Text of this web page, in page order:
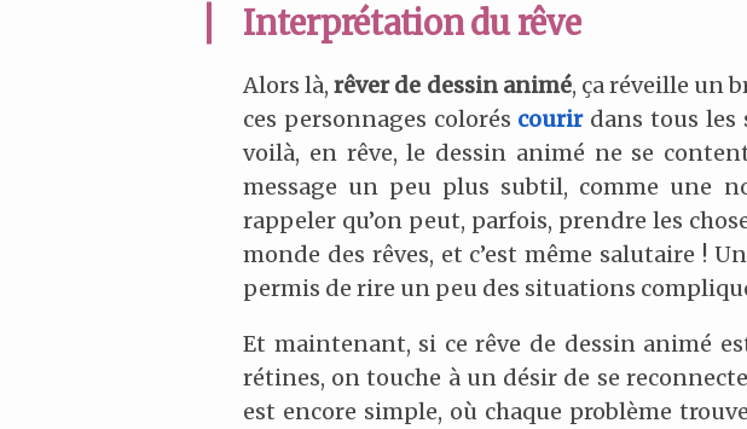
Interprétation du rêve
Alors là,rêver de dessin animé, ça réveille un
ces personnages colorés courirdans tous les
voilà, en rêve, le dessin animé ne se
message un peu plus subtil, comme une
rappeler qu’on peut, parfois, prendre les
monde des rêves, et c’est même salutaire !
permis de rire un peu des situations
Et maintenant, si ce rêve de dessin animé
rétines, on touche à un désir de se
est encore simple, où chaque problème